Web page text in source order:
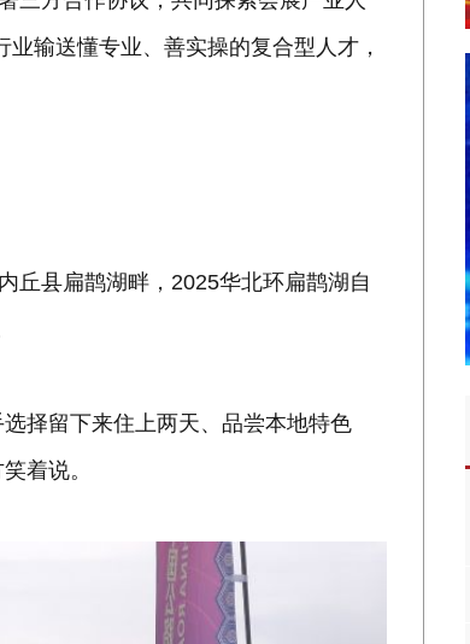
输送懂专业、善实操的复合型人才，
县扁鹊湖畔，2025华北环扁鹊湖自
择留下来住上两天、品尝本地特色
着说。